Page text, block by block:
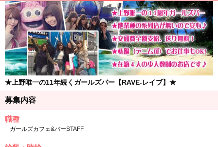
★上野唯一の11年続くガールズバー【RAVE-レイブ】★
募集内容
職種
ガールズカフェ&バーSTAFF